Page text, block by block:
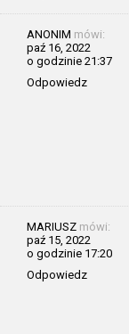
ANONIM mówi:
paź 16, 2022
o godzinie 21:37
Odpowiedz
MARIUSZ mówi:
paź 15, 2022
o godzinie 17:20
Odpowiedz